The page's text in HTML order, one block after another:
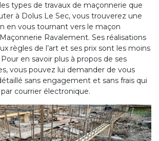
types de travaux de maçonnerie que
à Dolus Le Sec, vous trouverez une
en vous tournant vers le maçon
Ravalement. Ses réalisations
règles de l’art et ses prix sont les moins
en savoir plus à propos de ses
vous pouvez lui demander de vous
sans engagement et sans frais qui
courrier électronique.